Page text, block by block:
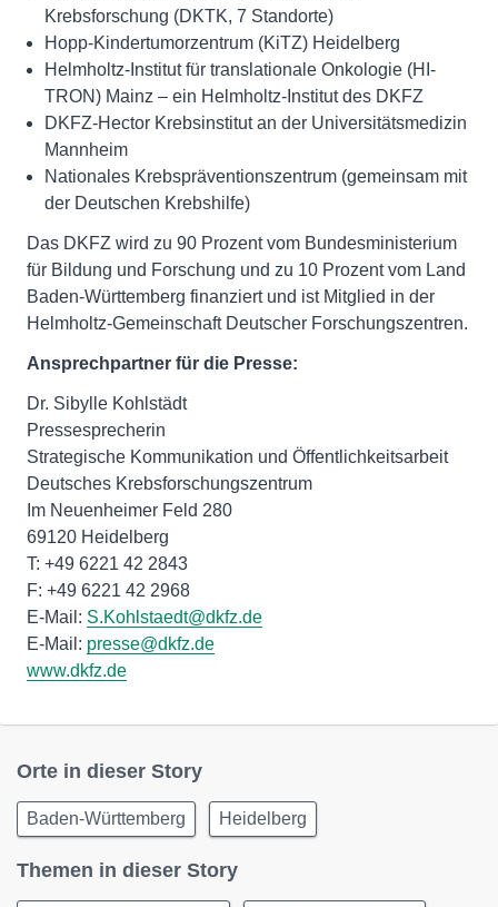
Krebsforschung (DKTK, 7 Standorte)
Hopp-Kindertumorzentrum (KiTZ) Heidelberg
Helmholtz-Institut für translationale Onkologie (HI-
TRON) Mainz – ein Helmholtz-Institut des DKFZ
DKFZ-Hector Krebsinstitut an der Universitätsmedizin
Mannheim
Nationales Krebspräventionszentrum (gemeinsam mit
der Deutschen Krebshilfe)
Das DKFZ wird zu 90 Prozent vom Bundesministerium
für Bildung und Forschung und zu 10 Prozent vom Land
Baden-Württemberg finanziert und ist Mitglied in der
Helmholtz-Gemeinschaft Deutscher Forschungszentren.
Ansprechpartner für die Presse:
Dr. Sibylle Kohlstädt
Pressesprecherin
Strategische Kommunikation und Öffentlichkeitsarbeit
Deutsches Krebsforschungszentrum
Im Neuenheimer Feld 280
69120 Heidelberg
T: +49 6221 42 2843
F: +49 6221 42 2968
E-Mail: S.Kohlstaedt@dkfz.de
E-Mail: presse@dkfz.de
www.dkfz.de
Orte in dieser Story
Baden-Württemberg Heidelberg
Themen in dieser Story